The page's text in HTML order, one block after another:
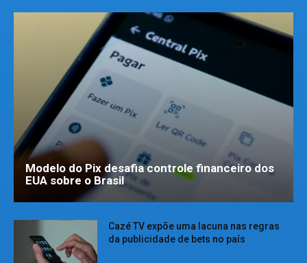
Modelo do Pix desafia controle financeiro dos
EUA sobre o Brasil
Cazé TV expõe uma lacuna nas regras
da publicidade de bets no país